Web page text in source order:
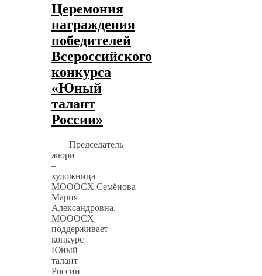
Церемония
награждения
победителей
Всероссийского
конкурса
«Юный
талант
России»
Председатель
жюри
–
художница
МОООСХ Семёнова
Мария
Александровна.
МОООСХ
поддерживает
конкурс
Юный
талант
России